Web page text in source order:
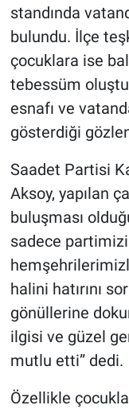
standında
bulundu. İlçe
çocuklara ise
tebessüm
esnafı ve
gösterdiği
Saadet Partisi
Aksoy, yapılan
buluşması
sadece
halini hatırını
gönüllerine
ilgisi ve güzel
mutlu etti” dedi.
Özellikle